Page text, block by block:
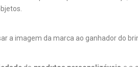
a imagem da marca ao ganhador do